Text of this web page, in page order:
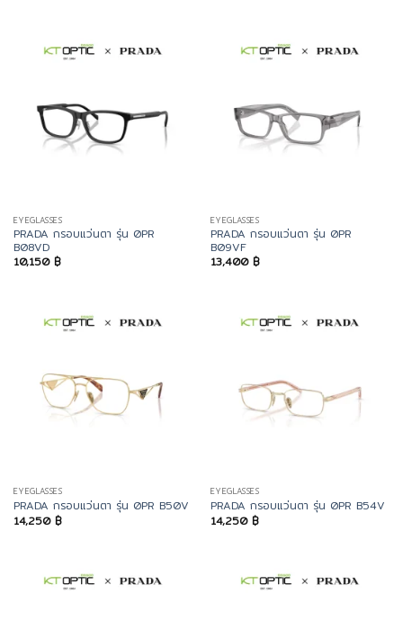
EYEGLASSES
PRADA กรอบแว่นตา รุ่น 0PR
B08VD
10,150 ฿
EYEGLASSES
PRADA กรอบแว่นตา รุ่น 0PR
B09VF
13,400 ฿
EYEGLASSES
PRADA กรอบแว่นตา รุ่น 0PR B50V
14,250 ฿
EYEGLASSES
PRADA กรอบแว่นตา รุ่น 0PR B54V
14,250 ฿